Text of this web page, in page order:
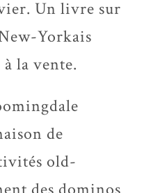
Un livre sur
Yorkais
la vente.
de
old-